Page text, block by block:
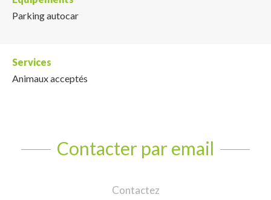
Parking autocar
Services
Animaux acceptés
Contacter par email
Contactez